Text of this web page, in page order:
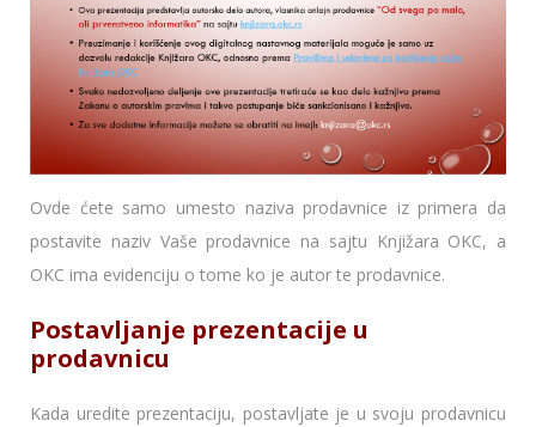
Ovde ćete samo umesto naziva prodavnice iz primera da
postavite naziv Vaše prodavnice na sajtu Knjižara OKC, a
OKC ima evidenciju o tome ko je autor te prodavnice.
Postavljanje prezentacije u
prodavnicu
Kada uredite prezentaciju, postavljate je u svoju prodavnicu